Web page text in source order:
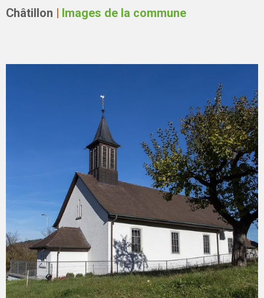
Châtillon | Images de la commune